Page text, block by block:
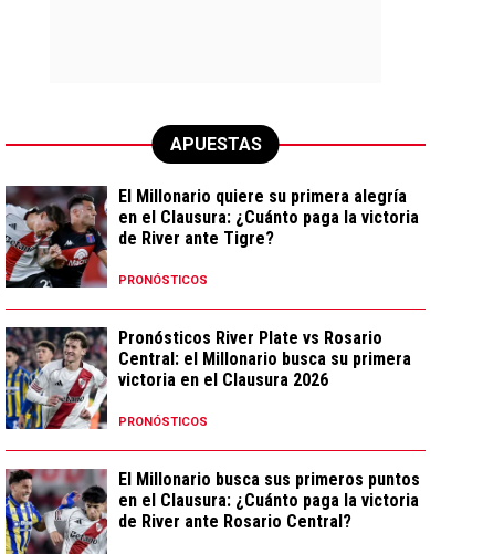
APUESTAS
El Millonario quiere su primera alegría
en el Clausura: ¿Cuánto paga la victoria
de River ante Tigre?
PRONÓSTICOS
Pronósticos River Plate vs Rosario
Central: el Millonario busca su primera
victoria en el Clausura 2026
PRONÓSTICOS
El Millonario busca sus primeros puntos
en el Clausura: ¿Cuánto paga la victoria
de River ante Rosario Central?